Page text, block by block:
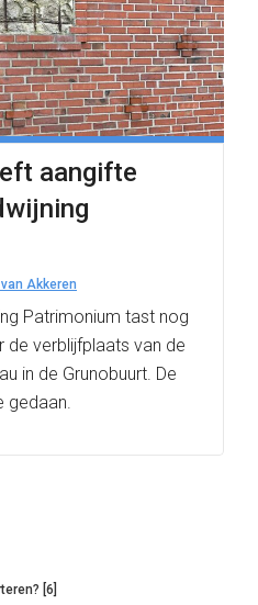
aangifte
Akkeren
Patrimonium tast nog
de verblijfplaats van de
in de Grunobuurt. De
gedaan.
[6]